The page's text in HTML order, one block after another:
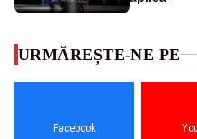
URMĂREȘTE-NE PE
Facebook